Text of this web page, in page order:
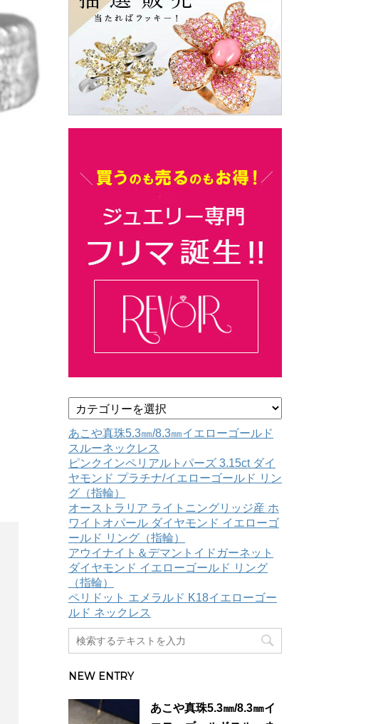
テ
ゴ
リ
ー
あこや真珠5.3㎜/8.3㎜イエローゴールド
スルーネックレス
ピンクインペリアルトパーズ 3.15ct ダイ
ヤモンド プラチナ/イエローゴールド リン
グ（指輪）
オーストラリア ライトニングリッジ産 ホ
ワイトオパール ダイヤモンド イエローゴ
ールド リング（指輪）
アウイナイト＆デマントイドガーネット
ダイヤモンド イエローゴールド リング
（指輪）
ペリドット エメラルド K18イエローゴー
ルド ネックレス
NEW ENTRY
あこや真珠5.3㎜/8.3㎜イ